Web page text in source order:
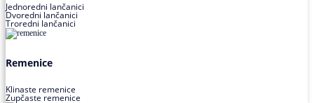
Jednoredni lančanici
Dvoredni lančanici
Troredni lančanici
Remenice
Klinaste remenice
Zupčaste remenice